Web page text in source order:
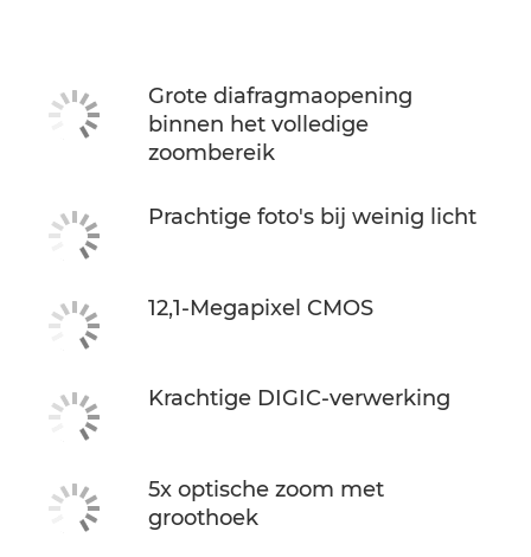
Grote diafragmaopening
binnen het volledige
zoombereik
Prachtige foto's bij weinig licht
12,1-Megapixel CMOS
Krachtige DIGIC-verwerking
5x optische zoom met
groothoek